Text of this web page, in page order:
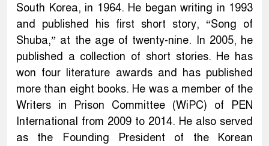
South Korea, in 1964. He began writing in 1993
and published his first short story, “Song of
Shuba,” at the age of twenty-nine. In 2005, he
published a collection of short stories. He has
won four literature awards and has published
more than eight books. He was a member of the
Writers in Prison Committee (WiPC) of PEN
International from 2009 to 2014. He also served
as the Founding President of the Korean